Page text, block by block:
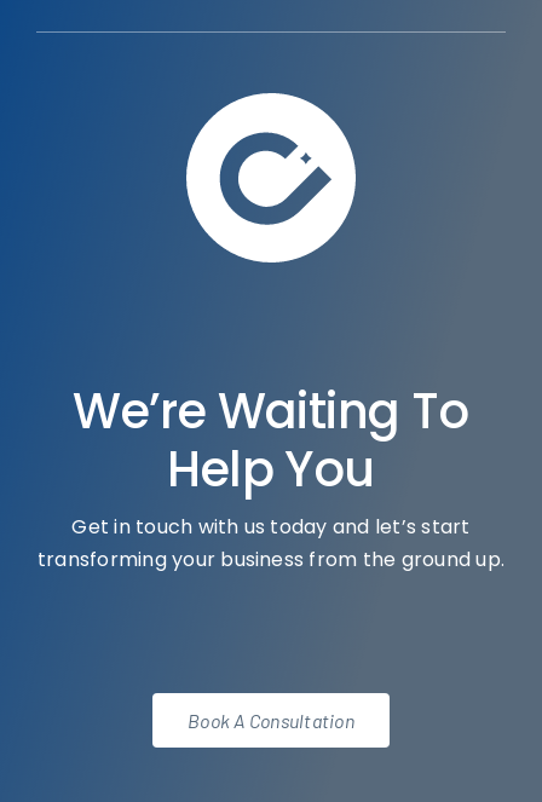
We’re Waiting To
Help You
Get in touch with us today and let’s start
transforming your business from the ground up.
Book A Consultation